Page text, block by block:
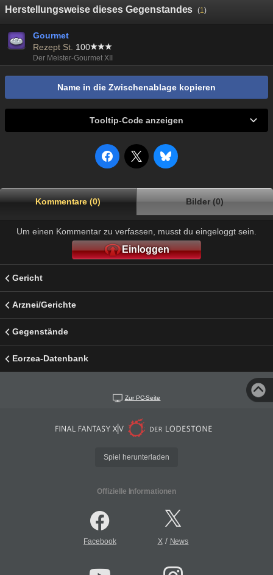
Herstellungsweise dieses Gegenstandes (1)
Gourmet
Rezept St. 100
Der Meister-Gourmet XII
Name in die Zwischenablage kopieren
Tooltip-Code anzeigen
Kommentare (0) Bilder (0)
Um einen Kommentar zu verfassen, musst du eingeloggt sein.
Einloggen
Gericht
Arznei/Gerichte
Gegenstände
Eorzea-Datenbank
Zur PC-Seite
Spiel herunterladen
Offizielle Informationen
Facebook X/ News